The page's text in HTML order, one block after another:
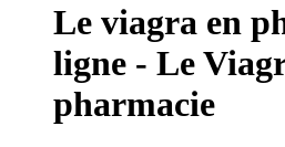
Le viagra en
ligne - Le
pharmacie